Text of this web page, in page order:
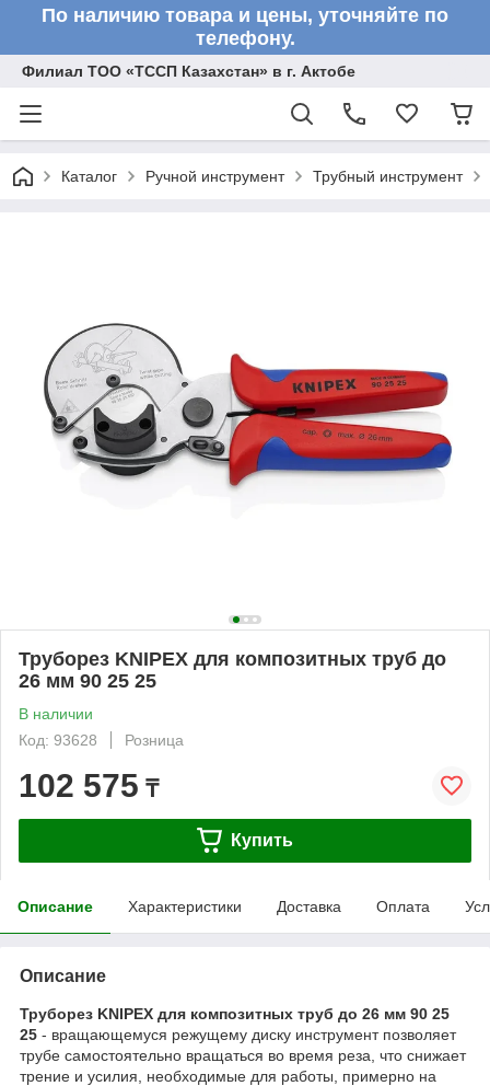
По наличию товара и цены, уточняйте по
телефону.
Филиал ТОО «ТССП Казахстан» в г. Актобе
Каталог Ручной инструмент Трубный инструмент
Труборез KNIPEX для композитных труб до
26 мм 90 25 25
В наличии
Код: 93628
Розница
102 575 ₸
Купить
Описание Характеристики Доставка Оплата
Описание
Труборез KNIPEX для композитных труб до 26 мм 90 25
25 - вращающемуся режущему диску инструмент позволяет
трубе самостоятельно вращаться во время реза, что снижает
трение и усилия, необходимые для работы, примерно на